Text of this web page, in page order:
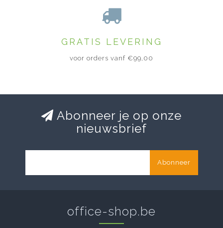
GRATIS LEVERING
voor orders vanf €99,00
Abonneer je op onze
nieuwsbrief
Abonneer
office-shop.be